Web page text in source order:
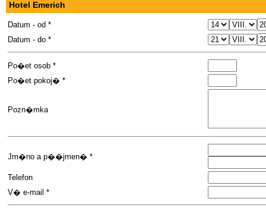
Hotel Emerich
Datum - od *
Datum - do *
Po�et osob *
Po�et pokoj� *
Pozn�mka
Jm�no a p��jmen� *
Telefon
V� e-mail *